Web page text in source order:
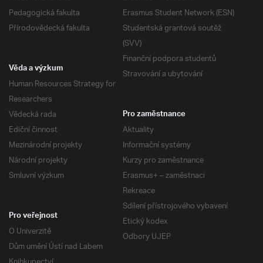
Pedagogická fakulta
Přírodovědecká fakulta
Erasmus Student Network (ESN)
Studentská grantová soutěž
(SVV)
Finanční podpora studentů
Stravování a ubytování
Věda a výzkum
Human Resources Strategy for
Researchers
Vědecká rada
Ediční činnost
Mezinárodní projekty
Národní projekty
Smluvní výzkum
Pro zaměstnance
Aktuality
Informační systémy
Kurzy pro zaměstnance
Erasmus+ – zaměstnaci
Rekreace
Sdílení přístrojového vybavení
Etický kodex
Odbory UJEP
Pro veřejnost
O Univerzitě
Dům umění Ústí nad Labem